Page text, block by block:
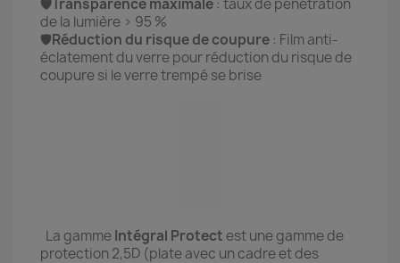
🛡️Transparence maximale : taux de pénétration
de la lumière > 95 %
🛡️Réduction du risque de coupure : Film anti-
éclatement du verre pour réduction du risque de
coupure si le verre trempé se brise
La gammeIntégral Protect est une gamme de
protection 2,5D (plate avec un cadre et des